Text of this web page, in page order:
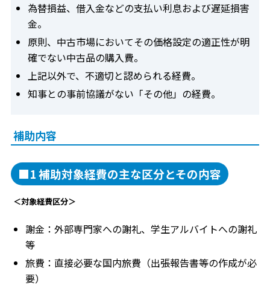
為替損益、借入金などの支払い利息および遅延損害
金。
原則、中古市場においてその価格設定の適正性が明
確でない中古品の購入費。
上記以外で、不適切と認められる経費。
知事との事前協議がない「その他」の経費。
補助内容
■1 補助対象経費の主な区分とその内容
＜対象経費区分＞
謝金：外部専門家への謝礼、学生アルバイトへの謝礼
等
旅費：直接必要な国内旅費（出張報告書等の作成が必
要）